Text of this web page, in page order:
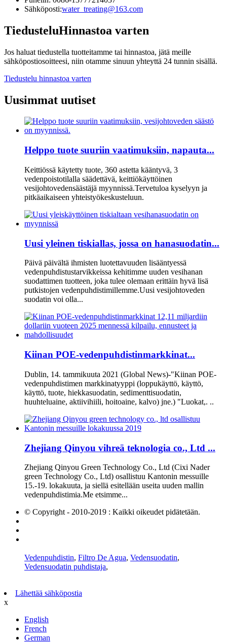
Sähköposti:water_treating@163.com
TiedusteluHinnastoa varten
Jos haluat tiedustella tuotteitamme tai hinnastoa, jätä meille
sähköpostiosoitteesi, niin otamme sinuun yhteyttä 24 tunnin sisällä.
Tiedustelu hinnastoa varten
Uusimmat uutiset
Helppo tuote suuriin vaatimuksiin, napauta...
Keittiössä käytetty tuote, 360 astetta kääntyvä, 3
vedenpoistotilalla säädettävä, keittiökäyttöinen
vesijohtovedensäästäjä myynnissä.Tervetuloa kyselyyn ja
pitkäaikaiseen yhteistyökeskusteluun.
Uusi yleinen tiskiallas, jossa on hanasuodatin...
Päivä päivältä ihmisten luotettavuuden lisääntyessä
vedenpuhdistustarvikkeissa kehitimme uuden vesihanan
suodattimen tuotteen, joka tulee olemaan erittäin hyvä lisä
putkistojen vedenpuhdistimillemme.Uusi vesijohtoveden
suodatin voi olla...
Kiinan POE-vedenpuhdistinmarkkinat...
Dublin, 14. tammikuuta 2021 (Global News)-"Kiinan POE-
vedenpuhdistimen markkinatyyppi (loppukäyttö, käyttö,
käyttö, tuote, hiekkasuodatin, sedimenttisuodatin,
huuhteluaine, aktiivihiili, hoitoaine, kalvo) jne.) "Luokat,. ..
Zhejiang Qinyou vihreä teknologia co., Ltd ...
Zhejiang Qinyou Green Technology Co., Ltd (Cixi Nader
green Technology Co., Ltd) osallistuu Kantonin messuille
15.-19. lokakuuta, ja siellä esitellään useita uuden mallin
vedenpuhdistimia.Me etsimme...
© Copyright - 2010-2019 : Kaikki oikeudet pidätetään.
Vedenpuhdistin, Filtro De Agua, Vedensuodatin,
Vedensuodatin puhdistaja,
Lähettää sähköpostia
x
English
French
German